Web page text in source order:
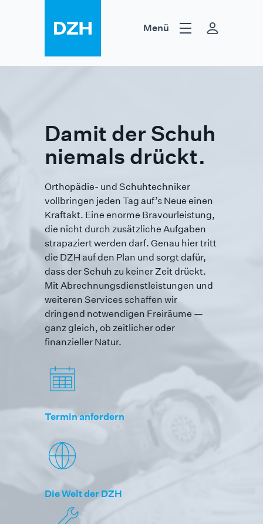
Hilfsmittel Heilmittel
Menü
Damit der Schuh
niemals drückt.
Orthopädie- und Schuhtechniker
vollbringen jeden Tag auf’s Neue einen
Kraftakt. Eine enorme Bravour­leistung,
die nicht durch zusätzliche Aufgaben
strapaziert werden darf. Genau hier tritt
die DZH auf den Plan und sorgt dafür,
dass der Schuh zu keiner Zeit drückt.
Mit Abrechnungs­dienst­leistungen und
weiteren Services schaffen wir
dringend notwendigen Freiräume —
ganz gleich, ob zeitlicher oder
finanzieller Natur.
Termin anfordern
Die Welt der DZH